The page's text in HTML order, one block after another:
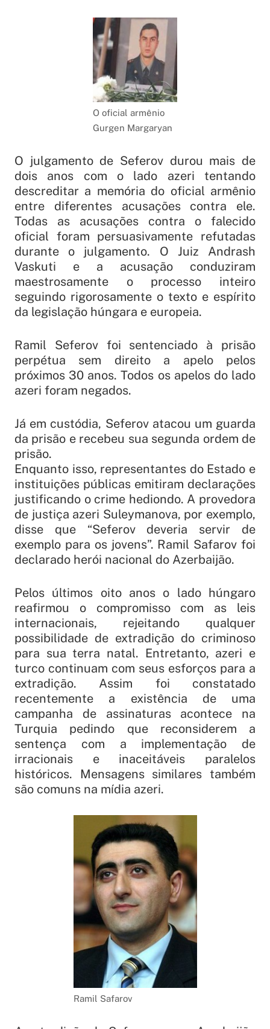
O oficial armênio
Gurgen Margaryan
O julgamento de Seferov durou mais de
dois anos com o lado azeri tentando
descreditar a memória do oficial armênio
entre diferentes acusações contra ele.
Todas as acusações contra o falecido
oficial foram persuasivamente refutadas
durante o julgamento. O Juiz Andrash
Vaskuti e a acusação conduziram
maestrosamente o processo inteiro
seguindo rigorosamente o texto e espírito
da legislação húngara e europeia.
Ramil Seferov foi sentenciado à prisão
perpétua sem direito a apelo pelos
próximos 30 anos. Todos os apelos do lado
azeri foram negados.
Já em custódia, Seferov atacou um guarda
da prisão e recebeu sua segunda ordem de
prisão.
Enquanto isso, representantes do Estado e
instituições públicas emitiram declarações
justificando o crime hediondo. A provedora
de justiça azeri Suleymanova, por exemplo,
disse que “Seferov deveria servir de
exemplo para os jovens”. Ramil Safarov foi
declarado herói nacional do Azerbaijão.
Pelos últimos oito anos o lado húngaro
reafirmou o compromisso com as leis
internacionais, rejeitando qualquer
possibilidade de extradição do criminoso
para sua terra natal. Entretanto, azeri e
turco continuam com seus esforços para a
extradição. Assim foi constatado
recentemente a existência de uma
campanha de assinaturas acontece na
Turquia pedindo que reconsiderem a
sentença com a implementação de
irracionais e inaceitáveis paralelos
históricos. Mensagens similares também
são comuns na mídia azeri.
Ramil Safarov